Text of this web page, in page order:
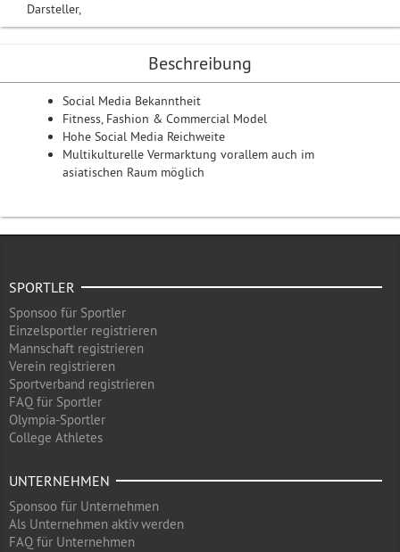
Darsteller,
Beschreibung
Social Media Bekanntheit
Fitness, Fashion & Commercial Model
Hohe Social Media Reichweite
Multikulturelle Vermarktung vorallem auch im
asiatischen Raum möglich
SPORTLER
Sponsoo für Sportler
Einzelsportler registrieren
Mannschaft registrieren
Verein registrieren
Sportverband registrieren
FAQ für Sportler
Olympia-Sportler
College Athletes
UNTERNEHMEN
Sponsoo für Unternehmen
Als Unternehmen aktiv werden
FAQ für Unternehmen